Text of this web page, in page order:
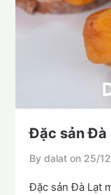
Đặc sản Đà
By dalat on 25/
Đặc sản Đà Lạt